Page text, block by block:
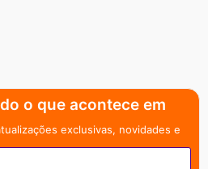
o que acontece em
exclusivas, novidades e